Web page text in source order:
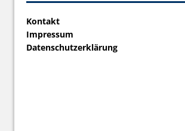
Kontakt
Impressum
Datenschutzerklärung